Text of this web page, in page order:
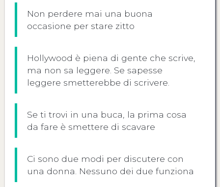
Non perdere mai una buona
occasione per stare zitto
Hollywood è piena di gente che scrive,
ma non sa leggere. Se sapesse
leggere smetterebbe di scrivere.
Se ti trovi in una buca, la prima cosa
da fare è smettere di scavare
Ci sono due modi per discutere con
una donna. Nessuno dei due funziona